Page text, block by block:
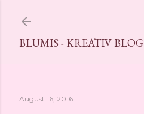
BLUMIS - KREATIV BLOG
August 16, 2016